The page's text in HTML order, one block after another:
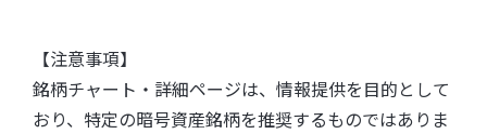
【注意事項】
銘柄チャート・詳細ページは、情報提供を目的として
おり、特定の暗号資産銘柄を推奨するものではありま